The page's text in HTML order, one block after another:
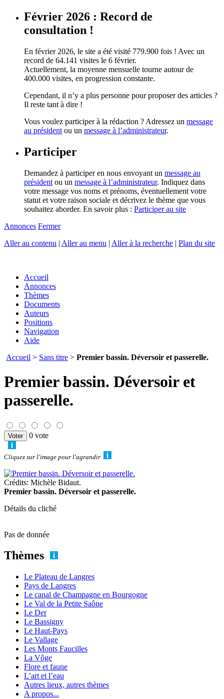
Février 2026 : Record de
consultation !
En février 2026, le site a été visité 779.900 fois ! Avec un
record de 64.141 visites le 6 février.
Actuellement, la moyenne mensuelle tourne autour de
400.000 visites, en progression constante.
Cependant, il n’y a plus personne pour proposer des articles ?
Il reste tant à dire !
Vous voulez participer à la rédaction ? Adressez un message
au président ou un message à l’administrateur.
Participer
Demandez à participer en nous envoyant un message au
président ou un message à l’administrateur. Indiquez dans
votre message vos noms et prénoms, éventuellement votre
statut et votre raison sociale et décrivez le thème que vous
souhaitez aborder. En savoir plus : Participer au site
Annonces Fermer
Aller au contenu | Aller au menu | Aller à la recherche | Plan du site
Accueil
Annonces
Thèmes
Documents
Auteurs
Positions
Navigation
Aide
Accueil > Sans titre > Premier bassin. Déversoir et passerelle.
Premier bassin. Déversoir et
passerelle.
0 vote
Cliquez sur l'image pour l'agrandir
Crédits: Michèle Bidaut.
Premier bassin. Déversoir et passerelle.
Détails du cliché
Pas de donnée
Thèmes
Le Plateau de Langres
Pays de Langres
Le canal de Champagne en Bourgogne
Le Val de la Petite Saône
Le Der
Le Bassigny
Le Haut-Pays
Le Vallage
Les Monts Faucilles
La Vôge
Flore et faune
L’art et l’eau
Autres lieux, autres thèmes
A propos...